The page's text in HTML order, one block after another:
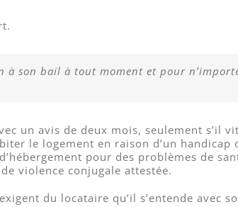
son bail à tout moment et pour
un avis de deux mois, seulement s’il
le logement en raison d’un
pour des problèmes de
violence conjugale attestée.
du locataire qu’il s’entende avec